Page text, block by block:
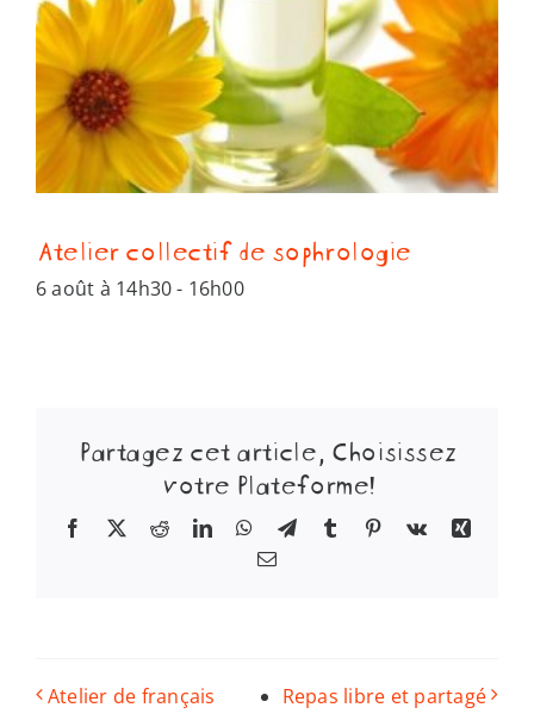
Atelier collectif de sophrologie
6 août à 14h30- 16h00
Partagez cet article, Choisissez
votre Plateforme!
Facebook
X RedditLinkedInWhatsApp
TelegramTumblr Pinterest
Vk
Xing
Email
Atelier de français Repas libre et partagé